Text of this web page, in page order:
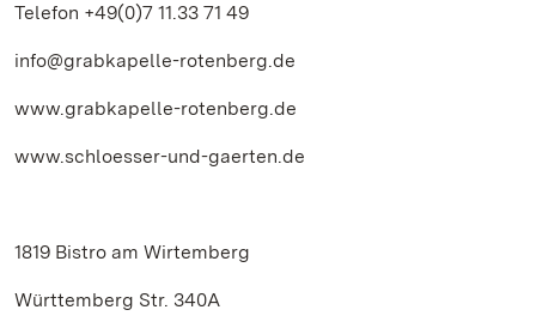
Telefon +49(0)7 11.33 71 49
info@grabkapelle-rotenberg.de
www.grabkapelle-rotenberg.de
www.schloesser-und-gaerten.de
1819 Bistro am Wirtemberg
Württemberg Str. 340A